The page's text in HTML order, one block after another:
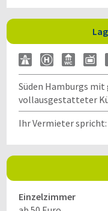
Süden Hamburgs
vollausgestatteter
Ihr Vermieter spricht:
Einzelzimmer